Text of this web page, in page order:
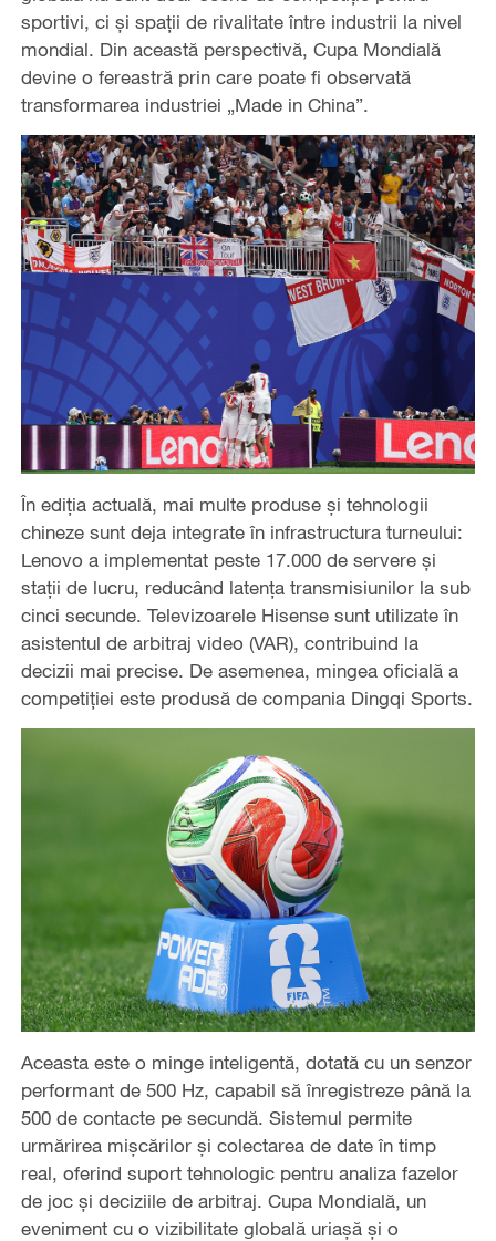
sportivi, ci și spații de rivalitate între industrii la nivel
mondial. Din această perspectivă, Cupa Mondială
devine o fereastră prin care poate fi observată
transformarea industriei „Made in China”.
În ediția actuală, mai multe produse și tehnologii
chineze sunt deja integrate în infrastructura turneului:
Lenovo a implementat peste 17.000 de servere și
stații de lucru, reducând latența transmisiunilor la sub
cinci secunde. Televizoarele Hisense sunt utilizate în
asistentul de arbitraj video (VAR), contribuind la
decizii mai precise. De asemenea, mingea oficială a
competiției este produsă de compania Dingqi Sports.
Aceasta este o minge inteligentă, dotată cu un senzor
performant de 500 Hz, capabil să înregistreze până la
500 de contacte pe secundă. Sistemul permite
urmărirea mișcărilor și colectarea de date în timp
real, oferind suport tehnologic pentru analiza fazelor
de joc și deciziile de arbitraj. Cupa Mondială, un
eveniment cu o vizibilitate globală uriașă și o